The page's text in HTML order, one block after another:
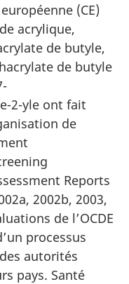
(CE)
acrylique,
de butyle,
de butyle
2-yle ont fait
de
Reports
2002b, 2003,
de l’OCDE
processus
autorités
pays. Santé